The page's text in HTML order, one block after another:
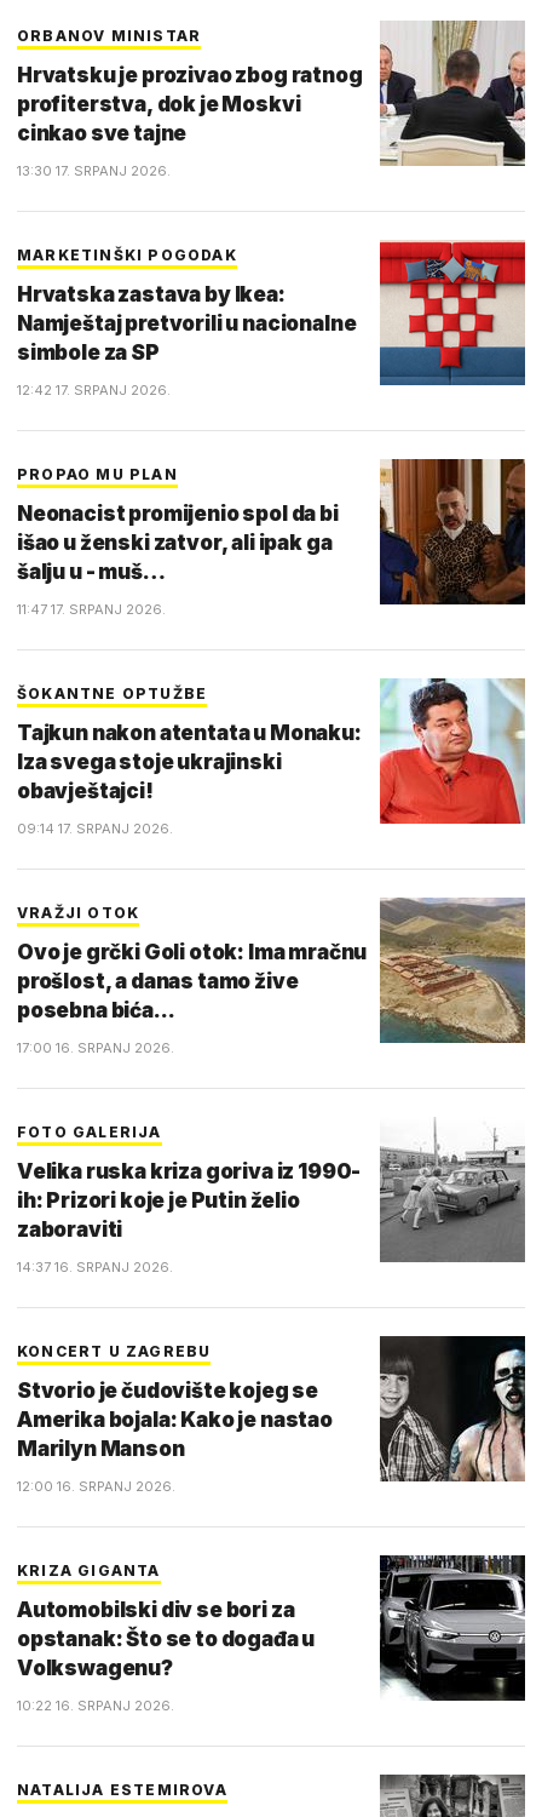
ORBANOV MINISTAR
Hrvatsku je prozivao zbog ratnog
profiterstva, dok je Moskvi
cinkao sve tajne
13:30 17. SRPANJ 2026.
MARKETINŠKI POGODAK
Hrvatska zastava by Ikea:
Namještaj pretvorili u nacionalne
simbole za SP
12:42 17. SRPANJ 2026.
PROPAO MU PLAN
Neonacist promijenio spol da bi
išao u ženski zatvor, ali ipak ga
šalju u - muš…
11:47 17. SRPANJ 2026.
ŠOKANTNE OPTUŽBE
Tajkun nakon atentata u Monaku:
Iza svega stoje ukrajinski
obavještajci!
09:14 17. SRPANJ 2026.
VRAŽJI OTOK
Ovo je grčki Goli otok: Ima mračnu
prošlost, a danas tamo žive
posebna bića...
17:00 16. SRPANJ 2026.
FOTO GALERIJA
Velika ruska kriza goriva iz 1990-
ih: Prizori koje je Putin želio
zaboraviti
14:37 16. SRPANJ 2026.
KONCERT U ZAGREBU
Stvorio je čudovište kojeg se
Amerika bojala: Kako je nastao
Marilyn Manson
12:00 16. SRPANJ 2026.
KRIZA GIGANTA
Automobilski div se bori za
opstanak: Što se to događa u
Volkswagenu?
10:22 16. SRPANJ 2026.
NATALIJA ESTEMIROVA